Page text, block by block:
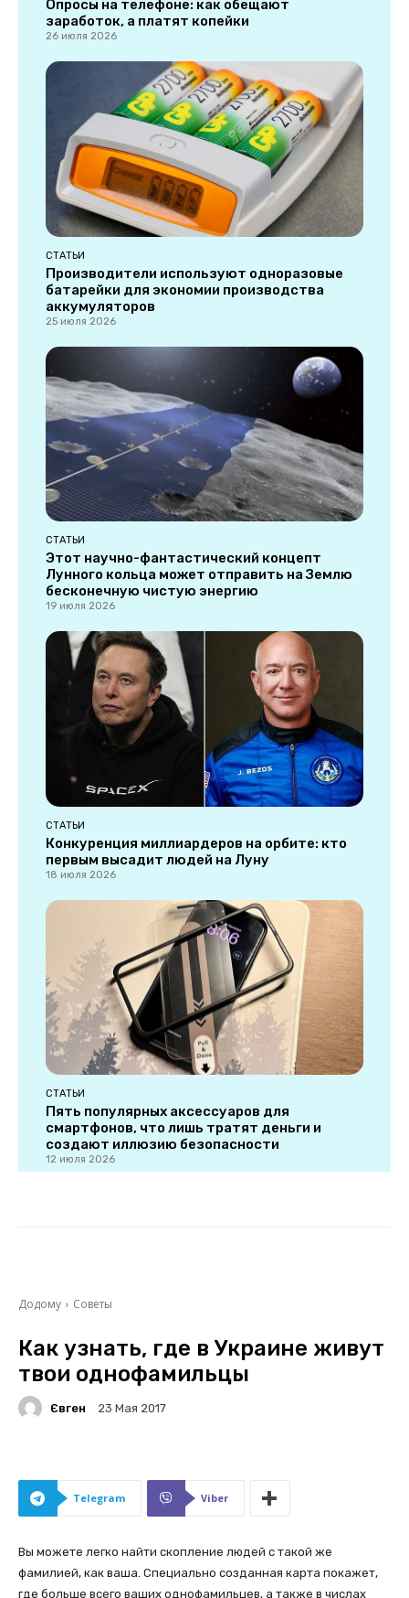
Опросы на телефоне: как обещают
заработок, а платят копейки
26 июля 2026
СТАТЬИ
Производители используют одноразовые
батарейки для экономии производства
аккумуляторов
25 июля 2026
СТАТЬИ
Этот научно-фантастический концепт
Лунного кольца может отправить на Землю
бесконечную чистую энергию
19 июля 2026
СТАТЬИ
Конкуренция миллиардеров на орбите: кто
первым высадит людей на Луну
18 июля 2026
СТАТЬИ
Пять популярных аксессуаров для
смартфонов, что лишь тратят деньги и
создают иллюзию безопасности
12 июля 2026